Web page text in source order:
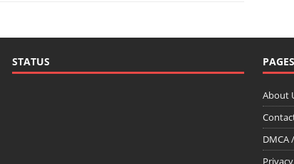
STATUS PAGES
About
DMCA